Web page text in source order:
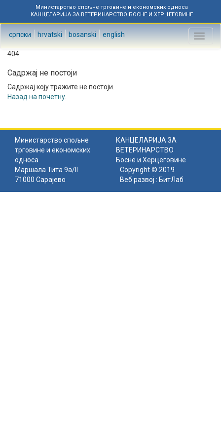
Министарство спољне трговине и економских односа
КАНЦЕЛАРИЈА ЗА ВЕТЕРИНАРСТВО БОСНЕ И ХЕРЦЕГОВИНЕ
српски hrvatski bosanski english
Toggle
404
Садржај не постоји
Садржај коју тражите не постоји.
Назад на почетну
Министарство спољне
трговине и економских
односа
КАНЦЕЛАРИЈА ЗА
ВЕТЕРИНАРСТВО
Босне и Херцеговине
Маршала Тита 9а/II
71000 Сарајево
Copyright © 2019
Веб развој : БитЛаб